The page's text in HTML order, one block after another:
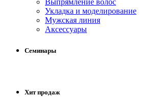
Выпрямление волос
Укладка и моделирование
Мужская линия
Аксессуары
Семинары
Хит продаж